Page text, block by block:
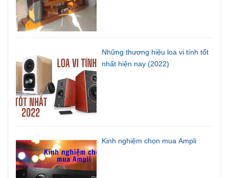
Những thương hiệu loa vi tính tốt
nhất hiện nay (2022)
Kinh nghiệm chọn mua Ampli